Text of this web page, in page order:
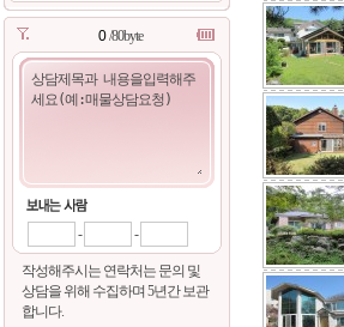
/80byte
- -
작성해주시는 연락처는 문의 및
상담을 위해 수집하며 5년간 보관
합니다.